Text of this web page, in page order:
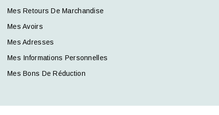
Mes Retours De Marchandise
Mes Avoirs
Mes Adresses
Mes Informations Personnelles
Mes Bons De Réduction